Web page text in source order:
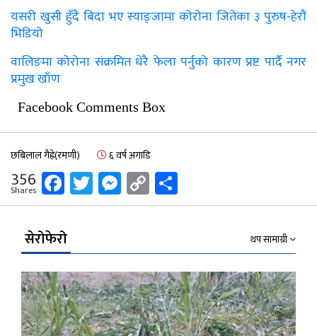
यसरी खुसी हुँदै बिदा भए स्याङ्जामा कोरोना जितेका ३ पुरुष-हेरौं
भिडियो
वालिङमा कोरोना संक्रमित धेरै फेला पर्नुको कारण प्रष्ट पार्दै नगर
प्रमुख खाँण
Facebook Comments Box
छबिलाल गैह्रे(रमणी) ६ वर्ष अगाडि
356
Shares Facebook
Twitter
Messenger
Copy
Link
सेरोफेरो थप सामाग्री